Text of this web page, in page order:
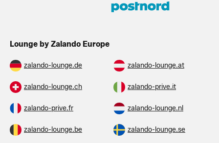
Lounge by Zalando Europe
zalando-lounge.de zalando-lounge.at
zalando-lounge.ch zalando-prive.it
zalando-prive.fr zalando-lounge.nl
zalando-lounge.be zalando-lounge.se